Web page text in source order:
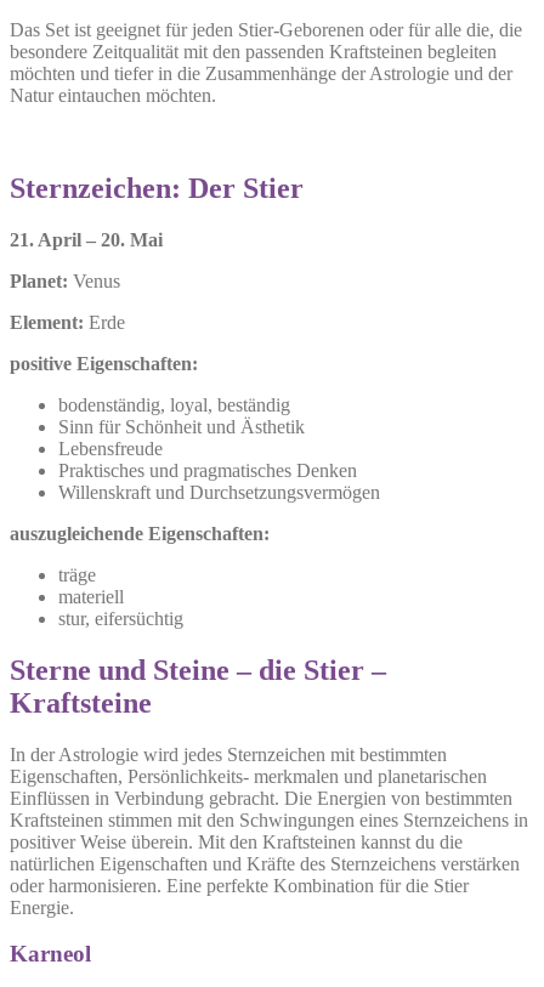
Das Set ist geeignet für jeden Stier-Geborenen oder für alle die, die
besondere Zeitqualität mit den passenden Kraftsteinen begleiten
möchten und tiefer in die Zusammenhänge der Astrologie und der
Natur eintauchen möchten.
Sternzeichen: Der Stier
21. April – 20. Mai
Planet: Venus
Element: Erde
positive Eigenschaften:
bodenständig, loyal, beständig
Sinn für Schönheit und Ästhetik
Lebensfreude
Praktisches und pragmatisches Denken
Willenskraft und Durchsetzungsvermögen
auszugleichende Eigenschaften:
träge
materiell
stur, eifersüchtig
Sterne und Steine – die Stier –
Kraftsteine
In der Astrologie wird jedes Sternzeichen mit bestimmten
Eigenschaften, Persönlichkeits- merkmalen und planetarischen
Einflüssen in Verbindung gebracht. Die Energien von bestimmten
Kraftsteinen stimmen mit den Schwingungen eines Sternzeichens in
positiver Weise überein. Mit den Kraftsteinen kannst du die
natürlichen Eigenschaften und Kräfte des Sternzeichens verstärken
oder harmonisieren. Eine perfekte Kombination für die Stier
Energie.
Karneol